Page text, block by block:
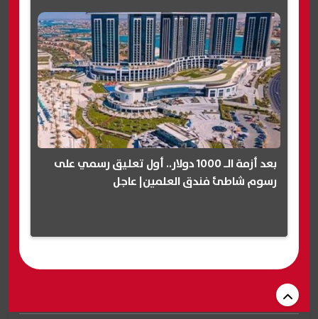
بعد أزمة الـ 1000 دولار.. أول تعليق رسمي على
رسوم شاطئ فندق العلمين| عاجل